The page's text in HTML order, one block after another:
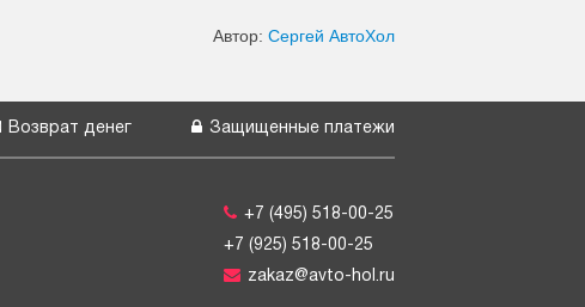
Автор: Сергей АвтоХол
Защищенные платежи
Возврат денег
+7 (495) 518-00-25
+7 (925) 518-00-25
zakaz@avto-hol.ru